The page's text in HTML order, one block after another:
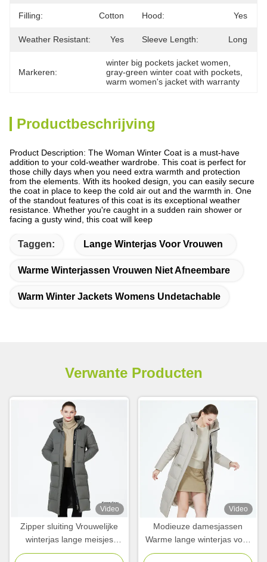
Filling: Cotton Hood: Yes
Weather Resistant: Yes Sleeve Length: Long
Markeren:
winter big pockets jacket women
gray-green winter coat with pockets
warm women's jacket with warranty
Productbeschrijving
Product Description: The Woman Winter Coat is a must-have
addition to your cold-weather wardrobe. This coat is perfect for
those chilly days when you need extra warmth and protection
from the elements. With its hooked design, you can easily secure
the coat in place to keep the cold air out and the warmth in. One
of the standout features of this coat is its exceptional weather
resistance. Whether you're caught in a sudden rain shower or
facing a gusty wind, this coat will keep
Taggen: Lange Winterjas Voor Vrouwen
Warme Winterjassen Vrouwen Niet Afneembare
Warm Winter Jackets Womens Undetachable
Verwante Producten
Video
Zipper sluiting Vrouwelijke
winterjas lange meisjes
winterjas 63 - 66 cm Lengte
Video
Modieuze damesjassen
Warme lange winterjas voor
koude winters